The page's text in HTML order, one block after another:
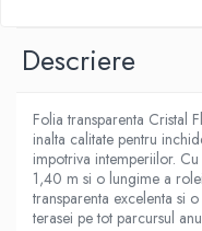
Descriere
Folia transparenta Cristal
inalta calitate pentru
impotriva intemperiilor.
1,40 m si o lungime a
transparenta excelenta si
terasei pe tot parcursul